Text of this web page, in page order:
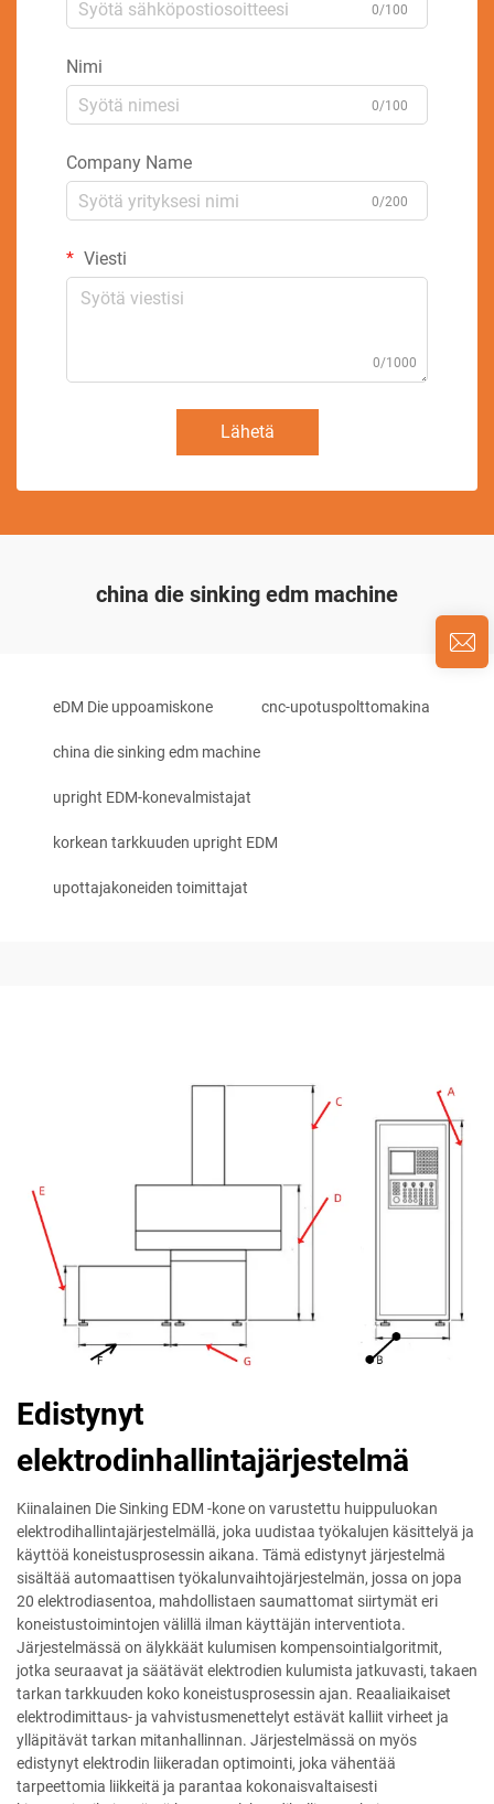
0/100
Nimi
0/100
Company Name
0/200
Viesti
0/1000
Lähetä
china die sinking edm machine
eDM Die uppoamiskone cnc-upotuspolttomakina
china die sinking edm machine
upright EDM-konevalmistajat
korkean tarkkuuden upright EDM
upottajakoneiden toimittajat
Edistynyt
elektrodinhallintajärjestelmä
Kiinalainen Die Sinking EDM -kone on varustettu huippuluokan
elektrodihallintajärjestelmällä, joka uudistaa työkalujen käsittelyä ja
käyttöä koneistusprosessin aikana. Tämä edistynyt järjestelmä
sisältää automaattisen työkalunvaihtojärjestelmän, jossa on jopa
20 elektrodiasentoa, mahdollistaen saumattomat siirtymät eri
koneistustoimintojen välillä ilman käyttäjän interventiota.
Järjestelmässä on älykkäät kulumisen kompensointialgoritmit,
jotka seuraavat ja säätävät elektrodien kulumista jatkuvasti, takaen
tarkan tarkkuuden koko koneistusprosessin ajan. Reaaliaikaiset
elektrodimittaus- ja vahvistusmenettelyt estävät kalliit virheet ja
ylläpitävät tarkan mitanhallinnan. Järjestelmässä on myös
edistynyt elektrodin liikeradan optimointi, joka vähentää
tarpeettomia liikkeitä ja parantaa kokonaisvaltaisesti